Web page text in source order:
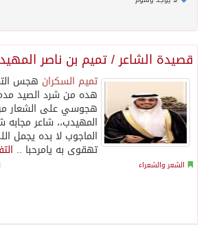
قصيدة الشاعر / تميم بن ناصر
تميم السكران هجس
هده من شرد الصيد
هجوسي على الشعار
المهيدب،، شاعر مجابه
الماجوب لا بده يجمل
تهقوى به يامرحبا ..
الشعر والشعراء